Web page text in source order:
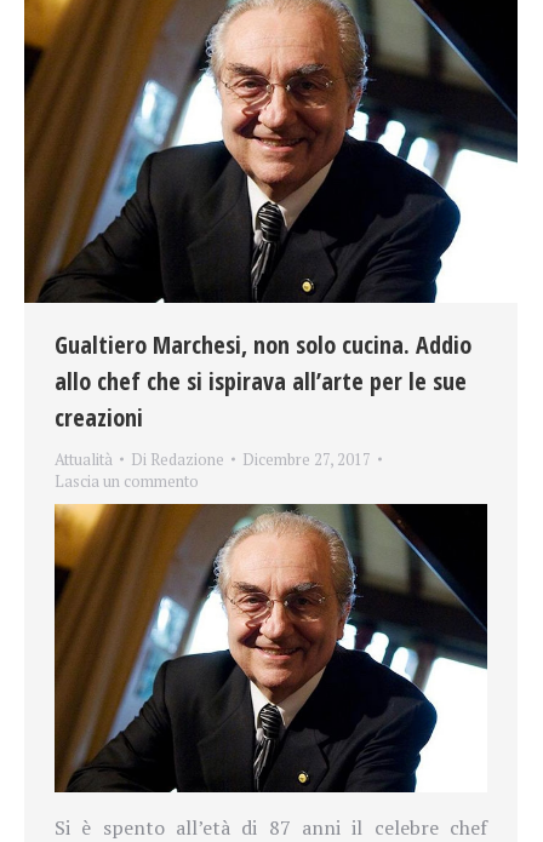
Gualtiero Marchesi, non solo cucina. Addio
allo chef che si ispirava all’arte per le sue
creazioni
Attualità Di Redazione
Dicembre 27, 2017
Lascia un commento
Si è spento all’età di 87 anni il celebre chef